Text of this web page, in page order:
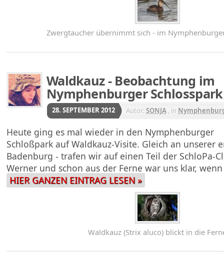
Zwergtaucher übernimmt sich - im
Waldkauz - Beobachtung im
Nymphenburger Schlosspark
28. SEPTEMBER 2012 Autor:SONJA , in
Heute ging es mal wieder in den Nymphenburger
Schloßpark auf Waldkauz-Visite. Gleich an unserer
Badenburg - trafen wir auf einen Teil der SchloPa-
Werner und schon aus der Ferne war uns klar,
HIER GANZEN EINTRAG LESEN »
Waldkauz (Strix aluco) blickt in die